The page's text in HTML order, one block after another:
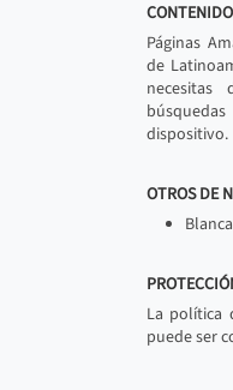
CONTENIDO
Páginas
de
dispositivo.
OTROS DE
La política
puede ser